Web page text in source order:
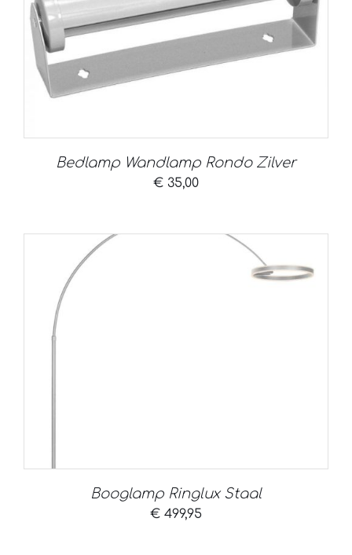
Bedlamp Wandlamp Rondo Zilver
€ 35,00
Booglamp Ringlux Staal
€ 499,95